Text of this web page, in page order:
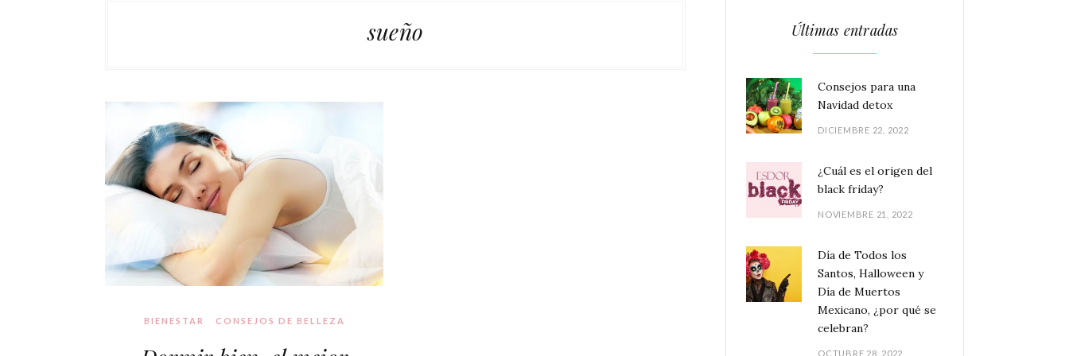
sueño
BIENESTAR CONSEJOS DE BELLEZA
Últimas entradas
Consejos para una
Navidad detox
DICIEMBRE 22, 2022
¿Cuál es el origen del
black friday?
NOVIEMBRE 21, 2022
Día de Todos los
Santos, Halloween y
Día de Muertos
Mexicano, ¿por qué se
celebran?
OCTUBRE 28, 2022